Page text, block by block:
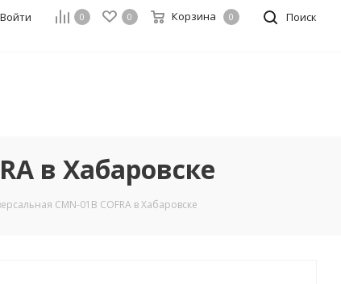
Поиск
0 0 Корзина 0
Войти
в Хабаровске
CMN-01B COFRA в Хабаровске